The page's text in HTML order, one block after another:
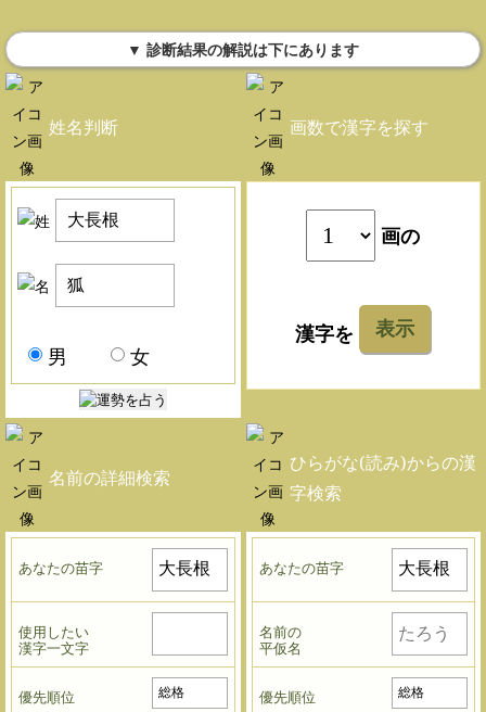
▼ 診断結果の解説は下にあります
姓名判断
男 女
画数で漢字を探す
画の
漢字を 表示
名前の詳細検索
あなたの苗字
使用したい
漢字一文字
優先順位
ひらがな(読み)からの漢
字検索
あなたの苗字
名前の
平仮名
優先順位